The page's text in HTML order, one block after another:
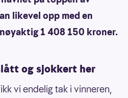
likevel opp med en
1 408 150 kroner.
og sjokkert her
vi endelig tak i vinneren,